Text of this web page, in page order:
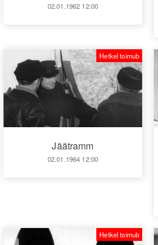
02.01.1962 12:00
Jäätramm
02.01.1964 12:00
Hetkel toimub
Hetkel toimub